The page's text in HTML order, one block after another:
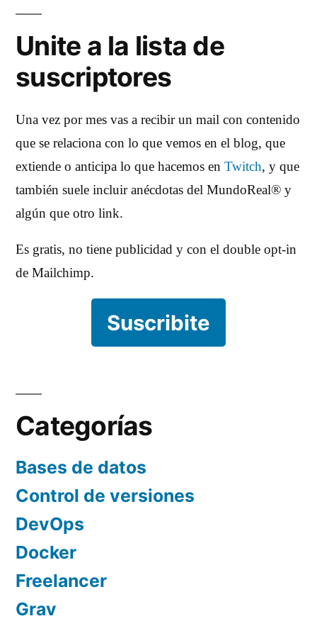
Unite a la lista de
suscriptores
Una vez por mes vas a recibir un mail con contenido
que se relaciona con lo que vemos en el blog, que
extiende o anticipa lo que hacemos en Twitch, y que
también suele incluir anécdotas del MundoReal® y
algún que otro link.
Es gratis, no tiene publicidad y con el double opt-in
de Mailchimp.
Suscribite
Categorías
Bases de datos
Control de versiones
DevOps
Docker
Freelancer
Grav